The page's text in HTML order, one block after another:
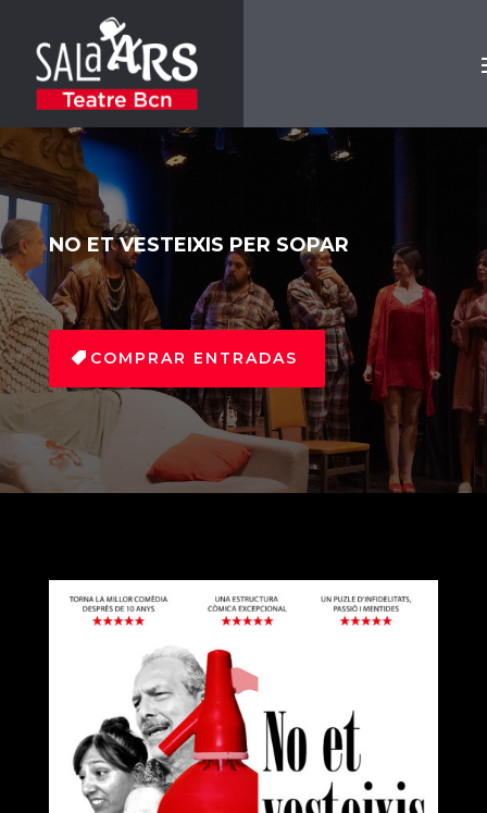
NO ET VESTEIXIS PER SOPAR
COMPRAR ENTRADAS